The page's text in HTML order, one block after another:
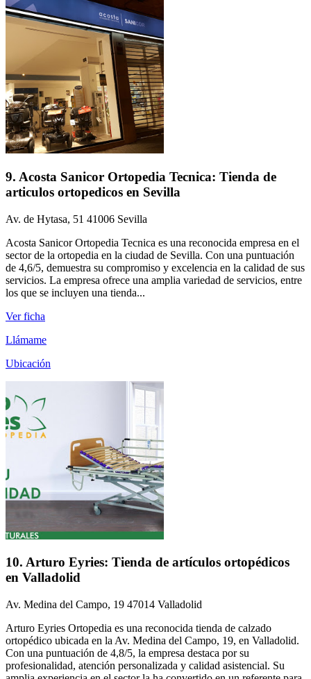
9. Acosta Sanicor Ortopedia Tecnica: Tienda de
articulos ortopedicos en Sevilla
Av. de Hytasa, 51 41006 Sevilla
Acosta Sanicor Ortopedia Tecnica es una reconocida empresa en el
sector de la ortopedia en la ciudad de Sevilla. Con una puntuación
de 4,6/5, demuestra su compromiso y excelencia en la calidad de sus
servicios. La empresa ofrece una amplia variedad de servicios, entre
los que se incluyen una tienda...
Ver ficha
Llámame
Ubicación
10. Arturo Eyries: Tienda de artículos ortopédicos
en Valladolid
Av. Medina del Campo, 19 47014 Valladolid
Arturo Eyries Ortopedia es una reconocida tienda de calzado
ortopédico ubicada en la Av. Medina del Campo, 19, en Valladolid.
Con una puntuación de 4,8/5, la empresa destaca por su
profesionalidad, atención personalizada y calidad asistencial. Su